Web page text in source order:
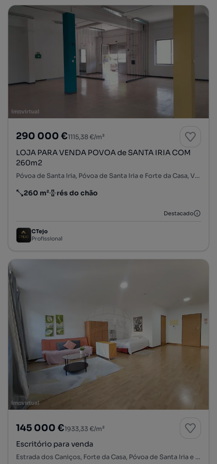
290 000 €1115,38 €/m²
LOJA PARA VENDA POVOA de SANTA IRIA COM
260m2
Póvoa de Santa Iria, Póvoa de Santa Iria e Forte da Casa, Vila Franca de Xira, Lisboa
Preço por metro quadrado
260 m²
Andar rés do chão
Destacado
CTejo
Profissional
145 000 €1933,33 €/m²
Escritório para venda
Estrada dos Caniços, Forte da Casa, Póvoa de Santa Iria e Forte da Casa, Vila Franca de Xira, Lisboa